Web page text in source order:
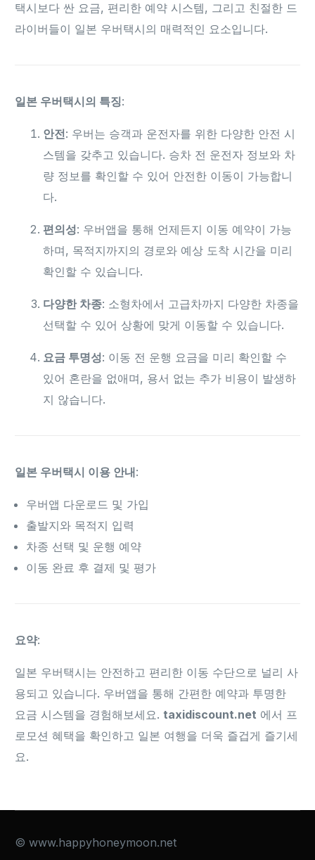
택시보다 싼 요금, 편리한 예약 시스템, 그리고 친절한 드
라이버들이 일본 우버택시의 매력적인 요소입니다.
일본 우버택시의 특징:
안전: 우버는 승객과 운전자를 위한 다양한 안전 시
스템을 갖추고 있습니다. 승차 전 운전자 정보와 차
량 정보를 확인할 수 있어 안전한 이동이 가능합니
다.
편의성: 우버앱을 통해 언제든지 이동 예약이 가능
하며, 목적지까지의 경로와 예상 도착 시간을 미리
확인할 수 있습니다.
다양한 차종: 소형차에서 고급차까지 다양한 차종을
선택할 수 있어 상황에 맞게 이동할 수 있습니다.
요금 투명성: 이동 전 운행 요금을 미리 확인할 수
있어 혼란을 없애며, 용서 없는 추가 비용이 발생하
지 않습니다.
일본 우버택시 이용 안내:
우버앱 다운로드 및 가입
출발지와 목적지 입력
차종 선택 및 운행 예약
이동 완료 후 결제 및 평가
요약:
일본 우버택시는 안전하고 편리한 이동 수단으로 널리 사
용되고 있습니다. 우버앱을 통해 간편한 예약과 투명한
요금 시스템을 경험해보세요.taxidiscount.net 에서 프
로모션 혜택을 확인하고 일본 여행을 더욱 즐겁게 즐기세
요.
© www.happyhoneymoon.net